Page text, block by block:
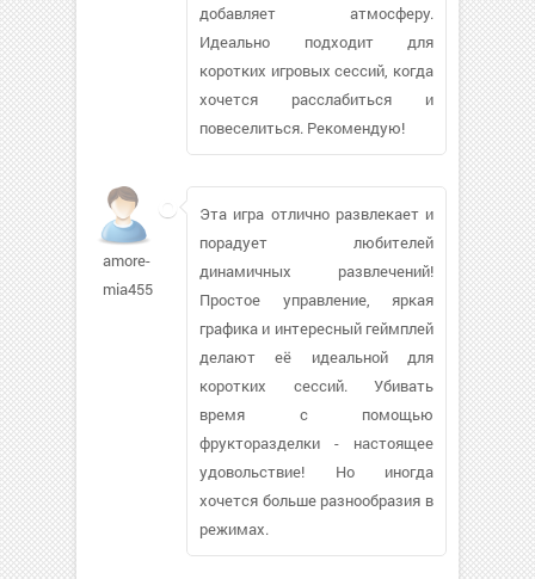
добавляет атмосферу.
Идеально подходит для
коротких игровых сессий, когда
хочется расслабиться и
повеселиться. Рекомендую!
amore-
mia455
Эта игра отлично развлекает и
порадует любителей
динамичных развлечений!
Простое управление, яркая
графика и интересный геймплей
делают её идеальной для
коротких сессий. Убивать
время с помощью
фрукторазделки - настоящее
удовольствие! Но иногда
хочется больше разнообразия в
режимах.